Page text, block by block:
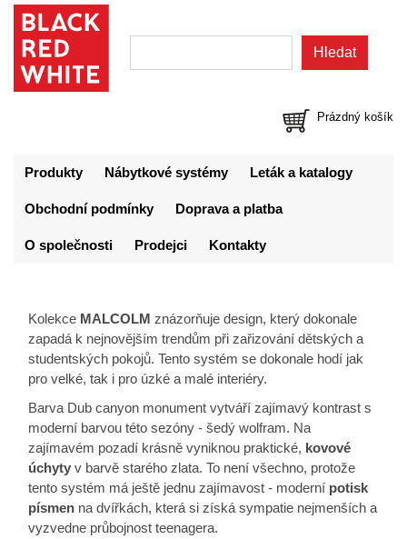
Prázdný košík
Produkty Nábytkové systémy Leták a katalogy
Obchodní podmínky Doprava a platba
O společnosti Prodejci Kontakty
Kolekce MALCOLM znázorňuje design, který dokonale
zapadá k nejnovějším trendům při zařizování dětských a
studentských pokojů. Tento systém se dokonale hodí jak
pro velké, tak i pro úzké a malé interiéry.
Barva Dub canyon monument vytváří zajímavý kontrast s
moderní barvou této sezóny - šedý wolfram. Na
zajímavém pozadí krásně vyniknou praktické, kovové
úchyty v barvě starého zlata. To není všechno, protože
tento systém má ještě jednu zajímavost - moderní potisk
písmen na dvířkách, která si získá sympatie nejmenších a
vyzvedne průbojnost teenagera.